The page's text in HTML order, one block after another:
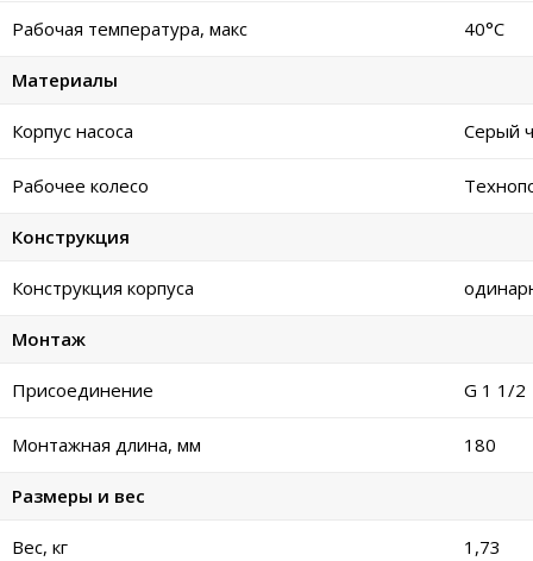
Рабочая температура, макс 40°C
Материалы
Корпус насоса Серый
Рабочее колесо
Конструкция
Конструкция корпуса
Монтаж
Присоединение G 1 1/2
Монтажная длина, мм 180
Размеры и вес
Вес, кг 1,73